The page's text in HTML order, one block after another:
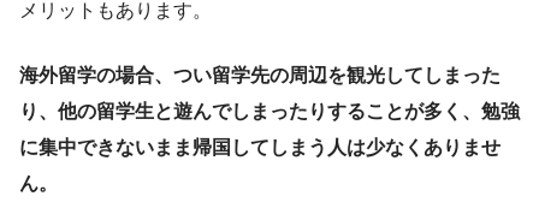
メリットもあります。
海外留学の場合、つい留学先の周辺を観光してしまった
り、他の留学生と遊んでしまったりすることが多く、勉強
に集中できないまま帰国してしまう人は少なくありませ
ん。